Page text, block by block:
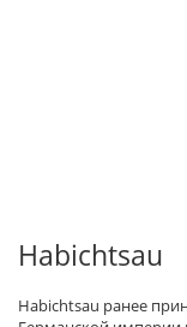
Habichtsau
Habichtsau ранее